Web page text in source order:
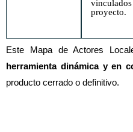
vinculados
proyecto.
Este Mapa de Actores
herramienta dinámica y en
producto cerrado o definitivo.